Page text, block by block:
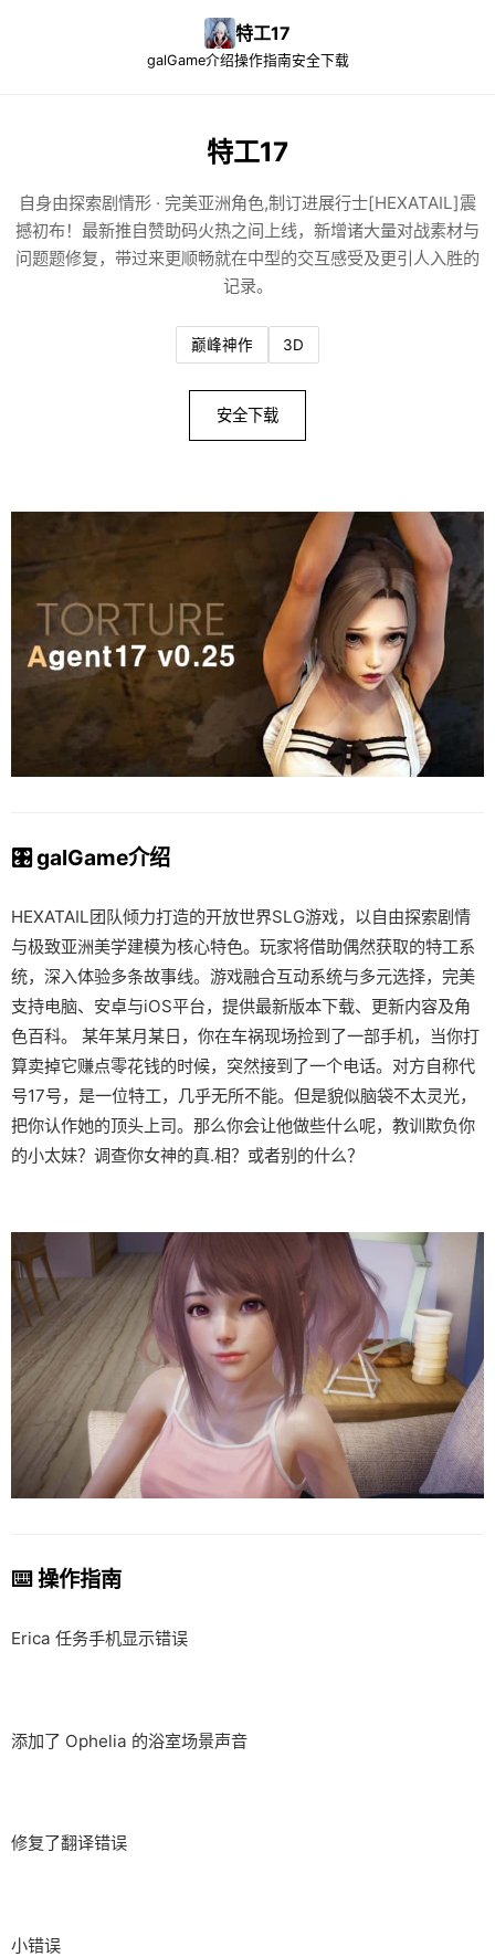
特工17
galGame介绍操作指南安全下载
特工17
自身由探索剧情形 · 完美亚洲角色,制订进展行士[HEXATAIL]震
撼初布！最新推自赞助码火热之间上线，新增诸大量对战素材与
问题题修复，带过来更顺畅就在中型的交互感受及更引人入胜的
记录。
巅峰神作 3D
安全下载
🎛️ galGame介绍
HEXATAIL团队倾力打造的开放世界SLG游戏，以自由探索剧情
与极致亚洲美学建模为核心特色。玩家将借助偶然获取的特工系
统，深入体验多条故事线。游戏融合互动系统与多元选择，完美
支持电脑、安卓与iOS平台，提供最新版本下载、更新内容及角
色百科。 某年某月某日，你在车祸现场捡到了一部手机，当你打
算卖掉它赚点零花钱的时候，突然接到了一个电话。对方自称代
号17号，是一位特工，几乎无所不能。但是貌似脑袋不太灵光，
把你认作她的顶头上司。那么你会让他做些什么呢，教训欺负你
的小太妹？调查你女神的真.相？或者别的什么？
⌨️ 操作指南
Erica 任务手机显示错误
添加了 Ophelia 的浴室场景声音
修复了翻译错误
小错误